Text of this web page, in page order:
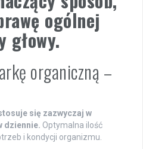
ogólnej
głowy.
organiczną –
się zazwyczaj w
dziennie. Optymalna ilość
i kondycji organizmu.